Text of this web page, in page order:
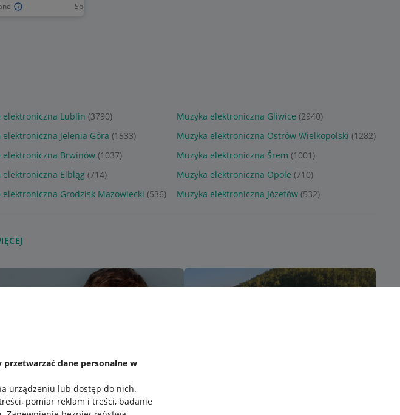
dane personalne w
urządzeniu lub dostęp do nich.
pomiar reklam i treści, badanie
Sponsorowane
elektroniczna Lublin (3790) Muzyka elektroniczna Gliwice (2940)
elektroniczna Jelenia Góra (1533) Muzyka elektroniczna Ostrów Wielkopolski (1282)
elektroniczna Brwinów (1037) Muzyka elektroniczna Śrem (1001)
elektroniczna Elbląg (714) Muzyka elektroniczna Opole (710)
elektroniczna Grodzisk Mazowiecki (536) Muzyka elektroniczna Józefów (532)